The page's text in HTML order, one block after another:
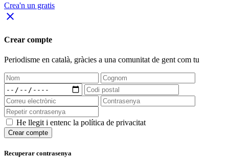
Crea'n un gratis
close
Crear compte
Periodisme en català, gràcies a una comunitat de gent com tu
He llegit i entenc la política de privacitat
Crear compte
Recuperar contrasenya